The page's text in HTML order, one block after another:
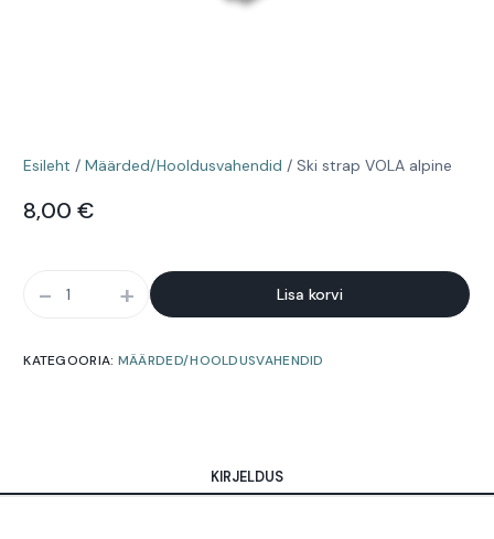
Esileht /Määrded/Hooldusvahendid / Ski strap VOLA alpine
8,00€
+
- Lisa korvi
KATEGOORIA: MÄÄRDED/HOOLDUSVAHENDID
KIRJELDUS